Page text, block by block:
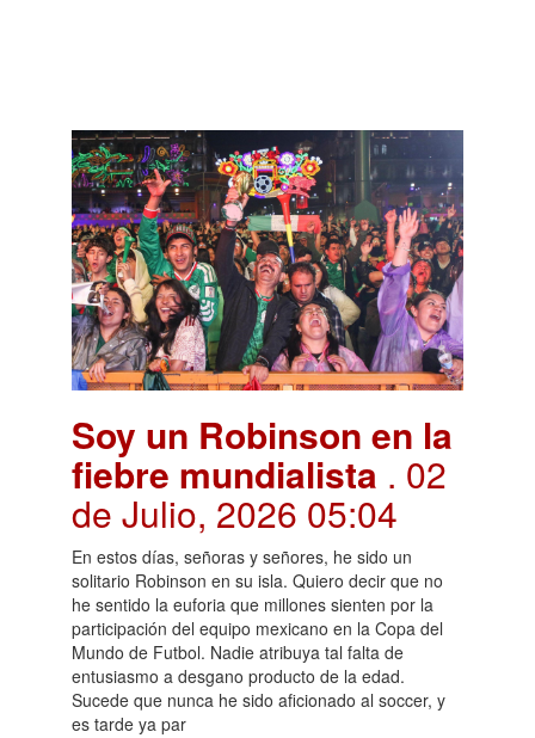
Soy un Robinson en la
fiebre mundialista . 02
de Julio, 2026 05:04
En estos días, señoras y señores, he sido un
solitario Robinson en su isla. Quiero decir que no
he sentido la euforia que millones sienten por la
participación del equipo mexicano en la Copa del
Mundo de Futbol. Nadie atribuya tal falta de
entusiasmo a desgano producto de la edad.
Sucede que nunca he sido aficionado al soccer, y
es tarde ya par